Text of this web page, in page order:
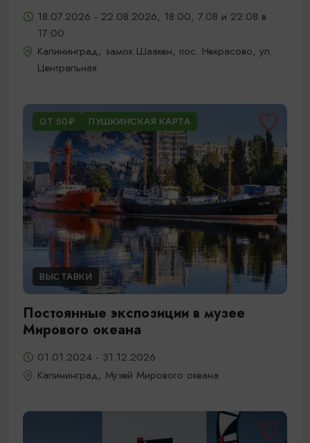
18.07.2026 - 22.08.2026, 18:00, 7.08 и 22.08 в
17:00
Калининград, замок Шаакен, пос. Некрасово, ул.
Центральная
ОТ 50₽ ПУШКИНСКАЯ КАРТА
ВЫСТАВКИ
Постоянные экспозиции в музее
Мирового океана
01.01.2024 - 31.12.2026
Калининград, Музей Мирового океана